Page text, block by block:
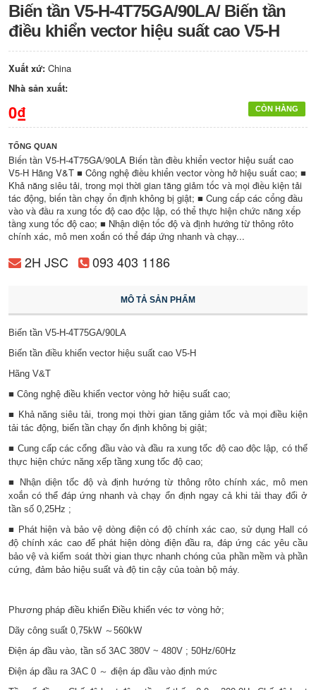
Biến tần V5-H-4T75GA/90LA/ Biến tần
điều khiển vector hiệu suất cao V5-H
Xuất xứ: China
Nhà sản xuất:
CÒN HÀNG
0₫
TỔNG QUAN
Biến tần V5-H-4T75GA/90LA Biến tần điều khiển vector hiệu suất cao
V5-H Hãng V&T ■ Công nghệ điều khiển vector vòng hở hiệu suất cao; ■
Khả năng siêu tải, trong mọi thời gian tăng giảm tốc và mọi điều kiện tải
tác động, biến tần chạy ổn định không bị giật; ■ Cung cấp các cổng đầu
vào và đầu ra xung tốc độ cao độc lập, có thể thực hiện chức năng xếp
tầng xung tốc độ cao; ■ Nhận diện tốc độ và định hướng từ thông rôto
chính xác, mô men xoắn có thể đáp ứng nhanh và chạy...
2H JSC 093 403 1186
MÔ TẢ SẢN PHẨM
Biến tần V5-H-4T75GA/90LA
Biến tần điều khiển vector hiệu suất cao V5-H
Hãng V&T
■ Công nghệ điều khiển vector vòng hở hiệu suất cao;
■ Khả năng siêu tải, trong mọi thời gian tăng giảm tốc và mọi điều kiện
tải tác động, biến tần chạy ổn định không bị giật;
■ Cung cấp các cổng đầu vào và đầu ra xung tốc độ cao độc lập, có thể
thực hiện chức năng xếp tầng xung tốc độ cao;
■ Nhận diện tốc độ và định hướng từ thông rôto chính xác, mô men
xoắn có thể đáp ứng nhanh và chạy ổn định ngay cả khi tải thay đổi ở
tần số 0,25Hz ;
■ Phát hiện và bảo vệ dòng điện có độ chính xác cao, sử dụng Hall có
độ chính xác cao để phát hiện dòng điện đầu ra, đáp ứng các yêu cầu
bảo vệ và kiểm soát thời gian thực nhanh chóng của phần mềm và phần
cứng, đảm bảo hiệu suất và độ tin cậy của toàn bộ máy.
Phương pháp điều khiển Điều khiển véc tơ vòng hở;
Dãy công suất 0,75kW ～560kW
Điện áp đầu vào, tần số 3AC 380V ~ 480V ; 50Hz/60Hz
Điện áp đầu ra 3AC 0 ～ điện áp đầu vào định mức